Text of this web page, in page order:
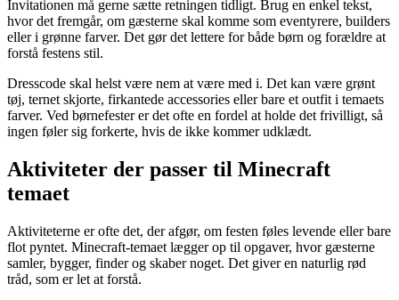
Invitationen må gerne sætte retningen tidligt. Brug en enkel tekst,
hvor det fremgår, om gæsterne skal komme som eventyrere, builders
eller i grønne farver. Det gør det lettere for både børn og forældre at
forstå festens stil.
Dresscode skal helst være nem at være med i. Det kan være grønt
tøj, ternet skjorte, firkantede accessories eller bare et outfit i temaets
farver. Ved børnefester er det ofte en fordel at holde det frivilligt, så
ingen føler sig forkerte, hvis de ikke kommer udklædt.
Aktiviteter der passer til Minecraft
temaet
Aktiviteterne er ofte det, der afgør, om festen føles levende eller bare
flot pyntet. Minecraft-temaet lægger op til opgaver, hvor gæsterne
samler, bygger, finder og skaber noget. Det giver en naturlig rød
tråd, som er let at forstå.